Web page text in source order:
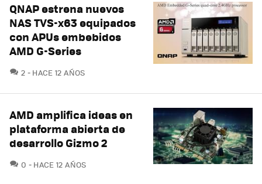
QNAP estrena nuevos
NAS TVS-x63 equipados
con APUs embebidos
AMD G-Series
2 COMENTARIOS
HACE 12 AÑOS
AMD amplifica ideas en
plataforma abierta de
desarrollo Gizmo 2
0 COMENTARIOS
HACE 12 AÑOS